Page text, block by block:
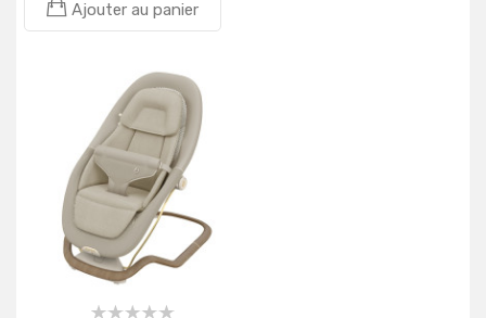
Ajouter au panier